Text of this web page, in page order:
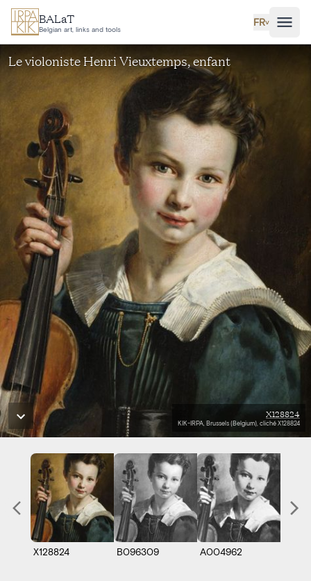
Aller au contenu principal
BALaT
Belgian art, links and tools
FR˅
Le violoniste Henri Vieuxtemps, enfant
X128824
KIK-IRPA, Brussels (Belgium), cliché X128824
X128824 B096309 A004962